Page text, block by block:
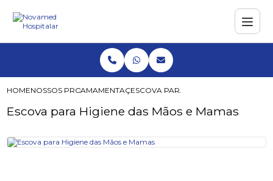
HOMENOSSOS PRODUTOSAMAMENTAÇÃOESCOVA PARA HIGIENE DAS MÃOS E
Escova para Higiene das Mãos e Mamas